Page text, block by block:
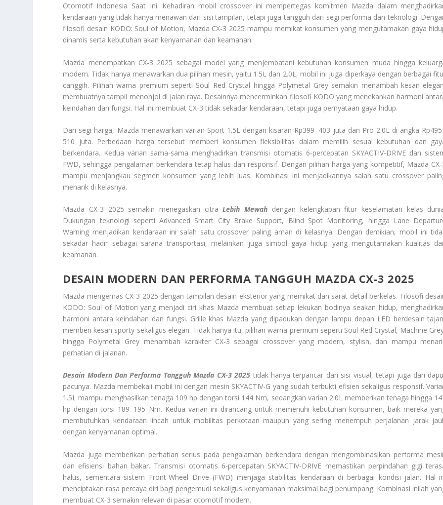
Otomotif Indonesia Saat Ini. Kehadiran mobil crossover ini mempertegas komitmen Mazda dalam
kendaraan yang tidak hanya menawan dari sisi tampilan, tetapi juga tangguh dari segi performa dan teknologi.
filosofi desain KODO: Soul of Motion, Mazda CX-3 2025 mampu memikat konsumen yang mengutamakan gaya
dinamis serta kebutuhan akan kenyamanan dan keamanan.
Mazda menempatkan CX-3 2025 sebagai model yang menjembatani kebutuhan konsumen muda hingga
modern. Tidak hanya menawarkan dua pilihan mesin, yaitu 1.5L dan 2.0L, mobil ini juga diperkaya dengan berbagai
canggih. Pilihan warna premium seperti Soul Red Crystal hingga Polymetal Grey semakin menambah kesan
membuatnya tampil menonjol di jalan raya. Desainnya mencerminkan filosofi KODO yang menekankan harmoni
keindahan dan fungsi. Hal ini membuat CX-3 tidak sekadar kendaraan, tetapi juga pernyataan gaya hidup.
Dari segi harga, Mazda menawarkan varian Sport 1.5L dengan kisaran Rp399–403 juta dan Pro 2.0L di angka
510 juta. Perbedaan harga tersebut memberi konsumen fleksibilitas dalam memilih sesuai kebutuhan dan
berkendara. Kedua varian sama-sama menghadirkan transmisi otomatis 6-percepatan SKYACTIV-DRIVE dan
FWD, sehingga pengalaman berkendara tetap halus dan responsif. Dengan pilihan harga yang kompetitif, Mazda CX-
mampu menjangkau segmen konsumen yang lebih luas. Kombinasi ini menjadikannya salah satu crossover
menarik di kelasnya.
Mazda CX-3 2025 semakin menegaskan citraLebih Mewah dengan kelengkapan fitur keselamatan kelas
Dukungan teknologi seperti Advanced Smart City Brake Support, Blind Spot Monitoring, hingga Lane
Warning menjadikan kendaraan ini salah satu crossover paling aman di kelasnya. Dengan demikian, mobil ini
sekadar hadir sebagai sarana transportasi, melainkan juga simbol gaya hidup yang mengutamakan kualitas
keamanan.
DESAIN MODERN DAN PERFORMA TANGGUH MAZDA CX-3 2025
Mazda mengemas CX-3 2025 dengan tampilan desain eksterior yang memikat dan sarat detail berkelas. Filosofi
KODO: Soul of Motion yang menjadi ciri khas Mazda membuat setiap lekukan bodinya seakan hidup,
harmoni antara keindahan dan fungsi. Grille khas Mazda yang dipadukan dengan lampu depan LED berdesain
memberi kesan sporty sekaligus elegan. Tidak hanya itu, pilihan warna premium seperti Soul Red Crystal, Machine
hingga Polymetal Grey menambah karakter CX-3 sebagai crossover yang modern, stylish, dan mampu
perhatian di jalanan.
Desain Modern Dan Performa Tangguh Mazda CX-3 2025 tidak hanya terpancar dari sisi visual, tetapi juga dari
pacunya. Mazda membekali mobil ini dengan mesin SKYACTIV-G yang sudah terbukti efisien sekaligus responsif.
1.5L mampu menghasilkan tenaga 109 hp dengan torsi 144 Nm, sedangkan varian 2.0L memberikan tenaga hingga
hp dengan torsi 189–195 Nm. Kedua varian ini dirancang untuk memenuhi kebutuhan konsumen, baik mereka
membutuhkan kendaraan lincah untuk mobilitas perkotaan maupun yang sering menempuh perjalanan jarak
dengan kenyamanan optimal.
Mazda juga memberikan perhatian serius pada pengalaman berkendara dengan mengombinasikan performa
dan efisiensi bahan bakar. Transmisi otomatis 6-percepatan SKYACTIV-DRIVE memastikan perpindahan gigi
halus, sementara sistem Front-Wheel Drive (FWD) menjaga stabilitas kendaraan di berbagai kondisi jalan. Hal
menciptakan rasa percaya diri bagi pengemudi sekaligus kenyamanan maksimal bagi penumpang. Kombinasi inilah
membuat CX-3 semakin relevan di pasar otomotif modern.